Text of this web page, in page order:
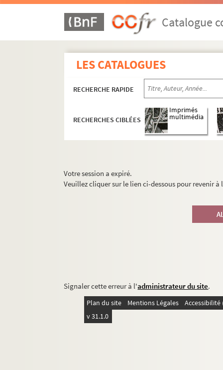
Catalogue
LES CATALOGUES
RECHERCHE RAPIDE
RECHERCHES CIBLÉES
Imprimés
multimédia
Votre session a expiré.
Veuillez cliquer sur le lien ci-dessous pour revenir
Signaler cette erreur à l'administrateur du site.
Plan du site Mentions Légales
v 31.1.0